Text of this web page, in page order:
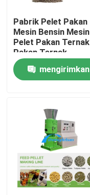
Rumah
Tampilan VR
Tentang kita
Wisata pabrik
Pabrik Pelet Pakan
Mesin Bensin Mesin
Pelet Pakan Ternak
Pakan Ternak
mengirimkan